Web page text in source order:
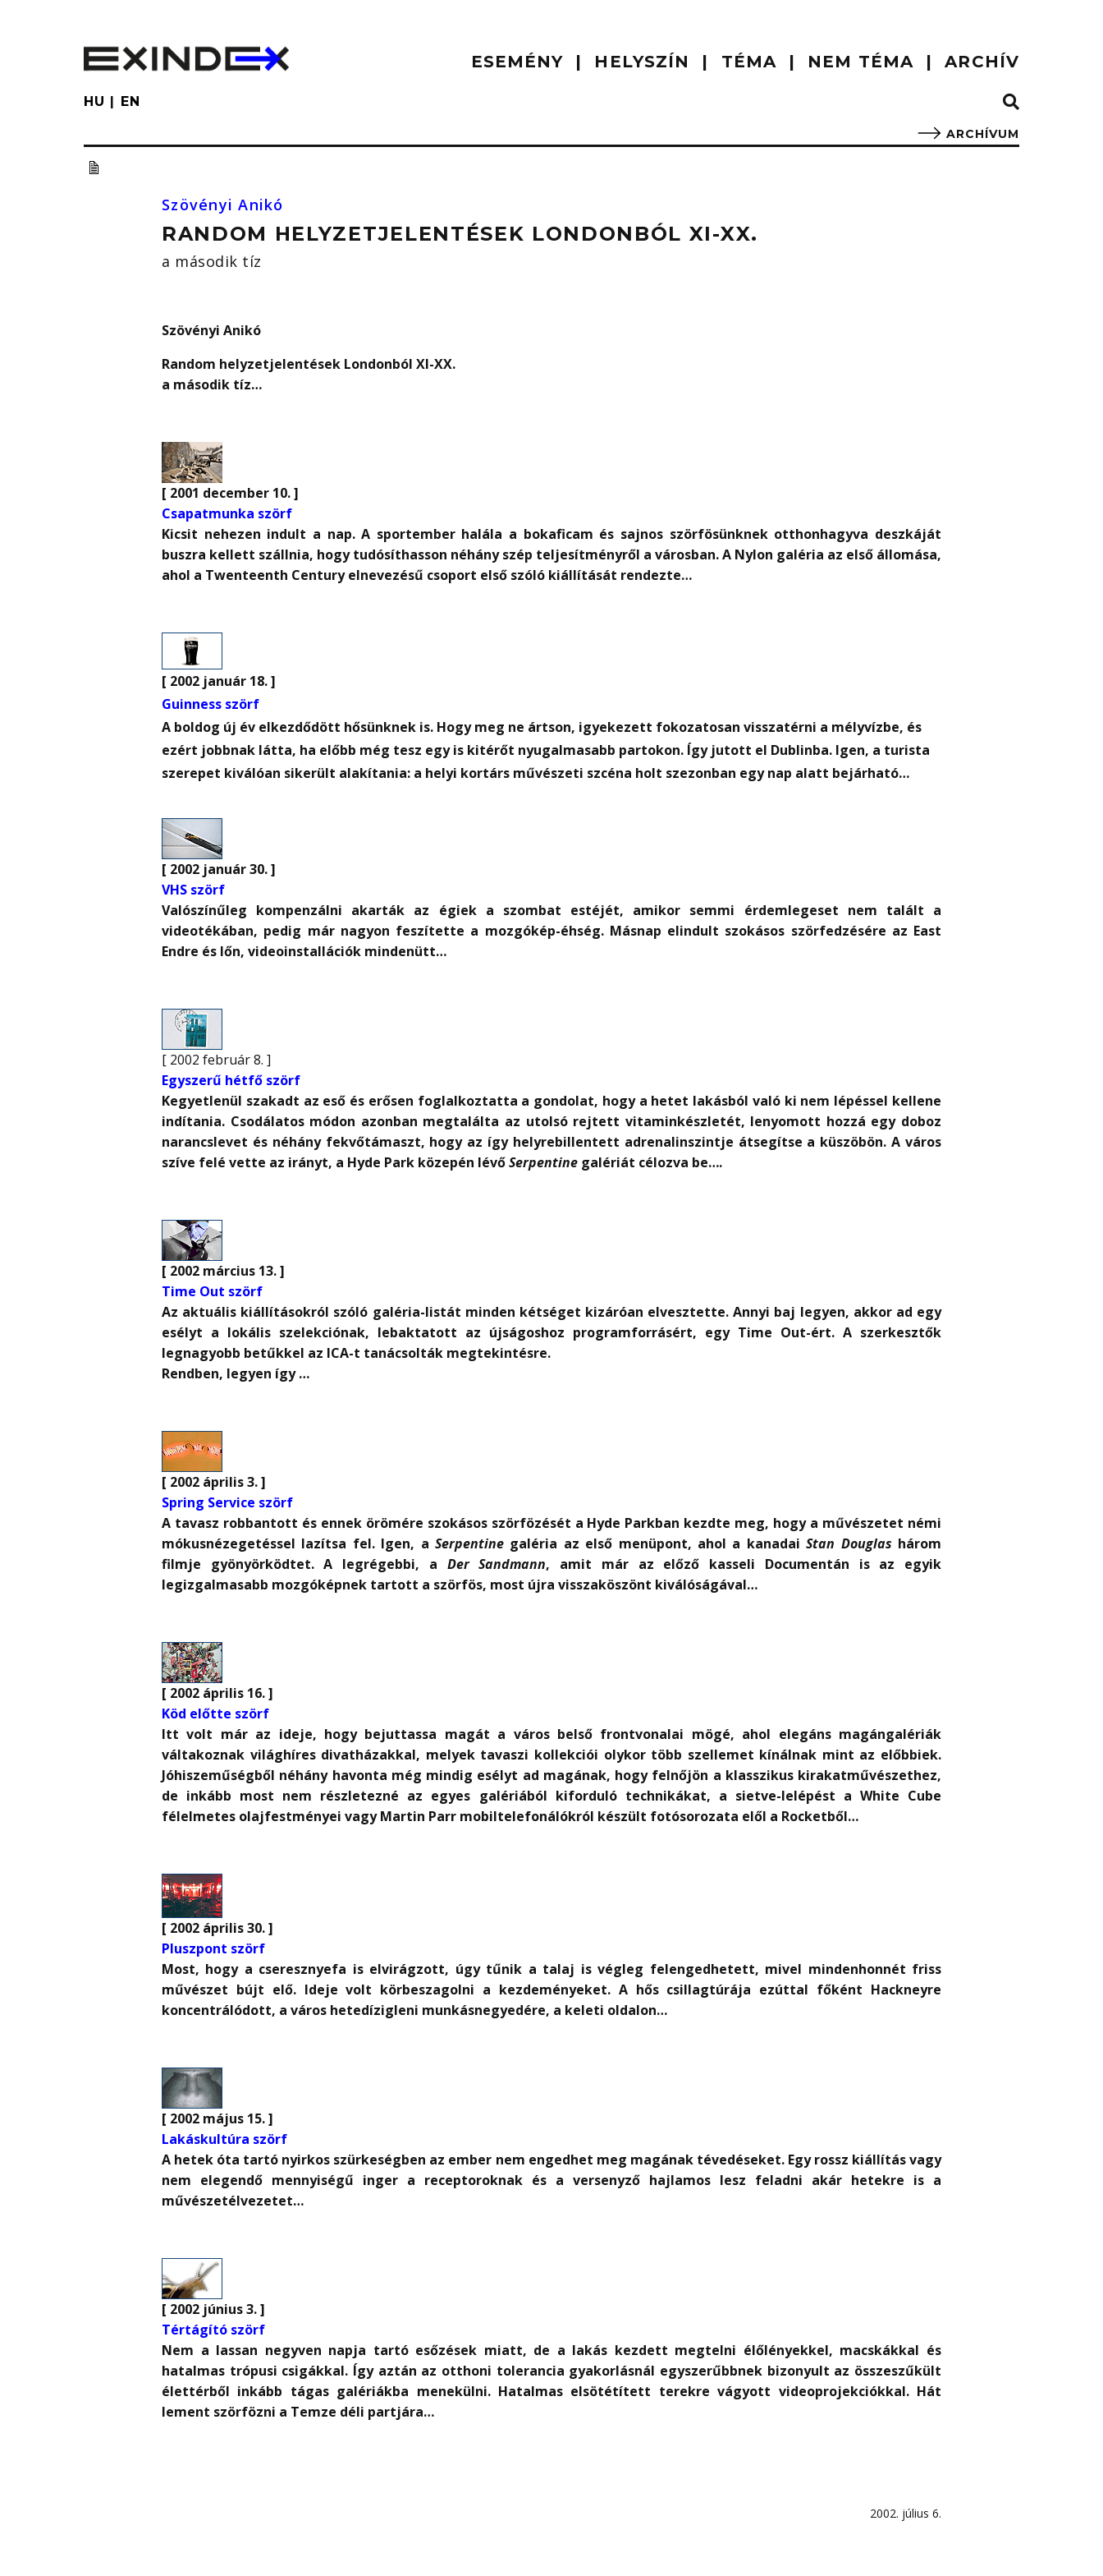
ESEMÉNY HELYSZÍN TÉMA NEM TÉMA ARCHÍV
HU EN
ARCHÍVUM
Szövényi Anikó
RANDOM HELYZETJELENTÉSEK LONDONBÓL XI-XX.
a második tíz
Szövényi Anikó
Random helyzetjelentések Londonból XI-XX.
a második tíz…
[ 2001 december 10. ]
Csapatmunka szörf
Kicsit nehezen indult a nap. A sportember halála a bokaficam és sajnos szörfösünknek otthonhagyva deszkáját
buszra kellett szállnia, hogy tudósíthasson néhány szép teljesítményről a városban. A Nylon galéria az első állomása,
ahol a Twenteenth Century elnevezésű csoport első szóló kiállítását rendezte…
[ 2002 január 18. ]
Guinness szörf
A boldog új év elkezdődött hősünknek is. Hogy meg ne ártson, igyekezett fokozatosan visszatérni a mélyvízbe, és
ezért jobbnak látta, ha előbb még tesz egy is kitérőt nyugalmasabb partokon. Így jutott el Dublinba. Igen, a turista
szerepet kiválóan sikerült alakítania: a helyi kortárs művészeti szcéna holt szezonban egy nap alatt bejárható…
[ 2002 január 30. ]
VHS szörf
Valószínűleg kompenzálni akarták az égiek a szombat estéjét, amikor semmi érdemlegeset nem talált a
videotékában, pedig már nagyon feszítette a mozgókép-éhség. Másnap elindult szokásos szörfedzésére az East
Endre és lőn, videoinstallációk mindenütt…
[ 2002 február 8. ]
Egyszerű hétfő szörf
Kegyetlenül szakadt az eső és erősen foglalkoztatta a gondolat, hogy a hetet lakásból való ki nem lépéssel kellene
indítania. Csodálatos módon azonban megtalálta az utolsó rejtett vitaminkészletét, lenyomott hozzá egy doboz
narancslevet és néhány fekvőtámaszt, hogy az így helyrebillentett adrenalinszintje átsegítse a küszöbön. A város
szíve felé vette az irányt, a Hyde Park közepén lévőSerpentine galériát célozva be….
[ 2002 március 13. ]
Time Out szörf
Az aktuális kiállításokról szóló galéria-listát minden kétséget kizáróan elvesztette. Annyi baj legyen, akkor ad egy
esélyt a lokális szelekciónak, lebaktatott az újságoshoz programforrásért, egy Time Out-ért. A szerkesztők
legnagyobb betűkkel az ICA-t tanácsolták megtekintésre.
Rendben, legyen így …
[ 2002 április 3. ]
Spring Service szörf
A tavasz robbantott és ennek örömére szokásos szörfözését a Hyde Parkban kezdte meg, hogy a művészetet némi
mókusnézegetéssel lazítsa fel. Igen, a Serpentine galéria az első menüpont, ahol a kanadaiStan Douglas három
filmje gyönyörködtet. A legrégebbi, a Der Sandmann, amit már az előző kasseli Documentán is az egyik
legizgalmasabb mozgóképnek tartott a szörfös, most újra visszaköszönt kiválóságával…
[ 2002 április 16. ]
Köd előtte szörf
Itt volt már az ideje, hogy bejuttassa magát a város belső frontvonalai mögé, ahol elegáns magángalériák
váltakoznak világhíres divatházakkal, melyek tavaszi kollekciói olykor több szellemet kínálnak mint az előbbiek.
Jóhiszeműségből néhány havonta még mindig esélyt ad magának, hogy felnőjön a klasszikus kirakatművészethez,
de inkább most nem részletezné az egyes galériából kiforduló technikákat, a sietve-lelépést a White Cube
félelmetes olajfestményei vagy Martin Parr mobiltelefonálókról készült fotósorozata elől a Rocketből…
[ 2002 április 30. ]
Pluszpont szörf
Most, hogy a cseresznyefa is elvirágzott, úgy tűnik a talaj is végleg felengedhetett, mivel mindenhonnét friss
művészet bújt elő. Ideje volt körbeszagolni a kezdeményeket. A hős csillagtúrája ezúttal főként Hackneyre
koncentrálódott, a város hetedízigleni munkásnegyedére, a keleti oldalon…
[ 2002 május 15. ]
Lakáskultúra szörf
A hetek óta tartó nyirkos szürkeségben az ember nem engedhet meg magának tévedéseket. Egy rossz kiállítás vagy
nem elegendő mennyiségű inger a receptoroknak és a versenyző hajlamos lesz feladni akár hetekre is a
művészetélvezetet…
[ 2002 június 3. ]
Tértágító szörf
Nem a lassan negyven napja tartó esőzések miatt, de a lakás kezdett megtelni élőlényekkel, macskákkal és
hatalmas trópusi csigákkal. Így aztán az otthoni tolerancia gyakorlásnál egyszerűbbnek bizonyult az összeszűkült
élettérből inkább tágas galériákba menekülni. Hatalmas elsötétített terekre vágyott videoprojekciókkal. Hát
lement szörfözni a Temze déli partjára…
2002. július 6.